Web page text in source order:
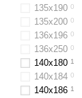
135х190 0
135х200 0
136х196 0
136x250 0
140х180 1
140х184 0
140х186 1